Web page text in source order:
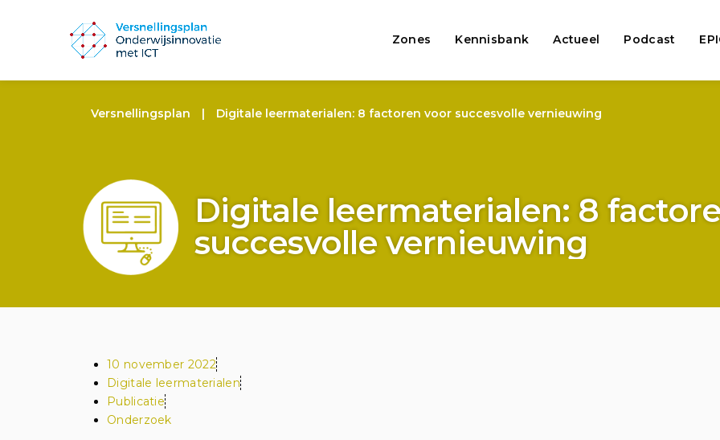
Zones Kennisbank Actueel Podcast
Versnellingsplan | Digitale leermaterialen: 8 factoren voor succesvolle vernieuwing
Digitale leermaterialen: 8
succesvolle vernieuwing
10 november 2022
Digitale leermaterialen
Publicatie
Onderzoek